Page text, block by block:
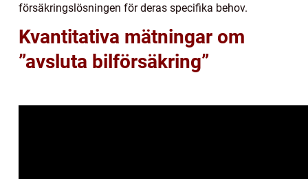
försäkringslösningen för deras specifika behov.
Kvantitativa mätningar om
”avsluta bilförsäkring”